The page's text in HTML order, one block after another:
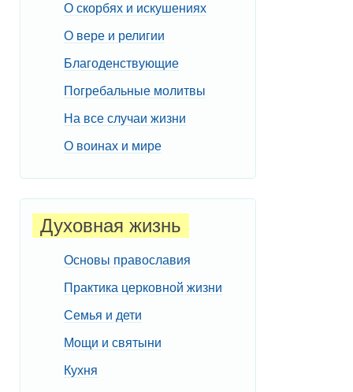
О скорбях и искушениях
О вере и религии
Благоденствующие
Погребальные молитвы
На все случаи жизни
О воинах и мире
Духовная жизнь
Основы православия
Практика церковной жизни
Семья и дети
Мощи и святыни
Кухня